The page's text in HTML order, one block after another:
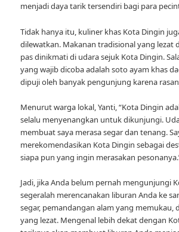
menjadi daya tarik tersendiri bagi para
Tidak hanya itu, kuliner khas Kota Dingin
dilewatkan. Makanan tradisional yang lezat
pas dinikmati di udara sejuk Kota Dingin.
yang wajib dicoba adalah soto ayam khas
dipuji oleh banyak pengunjung karena
Menurut warga lokal, Yanti, “Kota Dingin
selalu menyenangkan untuk dikunjungi.
membuat saya merasa segar dan tenang.
merekomendasikan Kota Dingin sebagai
siapa pun yang ingin merasakan
Jadi, jika Anda belum pernah mengunjungi
segeralah merencanakan liburan Anda ke
segar, pemandangan alam yang memukau,
yang lezat. Mengenal lebih dekat dengan